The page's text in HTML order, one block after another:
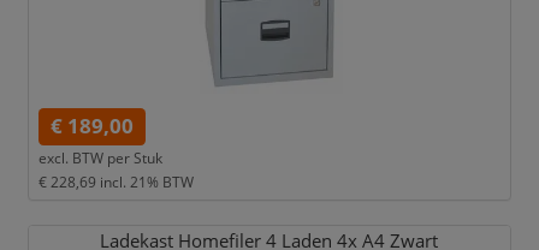
€ 189,00
excl. BTW per Stuk
€ 228,69 incl. 21% BTW
Ladekast Homefiler 4 Laden 4x A4 Zwart